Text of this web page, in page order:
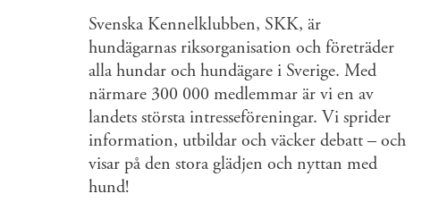
Svenska Kennelklubben, SKK, är
hundägarnas riksorganisation och företräder
alla hundar och hundägare i Sverige. Med
närmare 300 000 medlemmar är vi en av
landets största intresseföreningar. Vi sprider
information, utbildar och väcker debatt – och
visar på den stora glädjen och nyttan med
hund!